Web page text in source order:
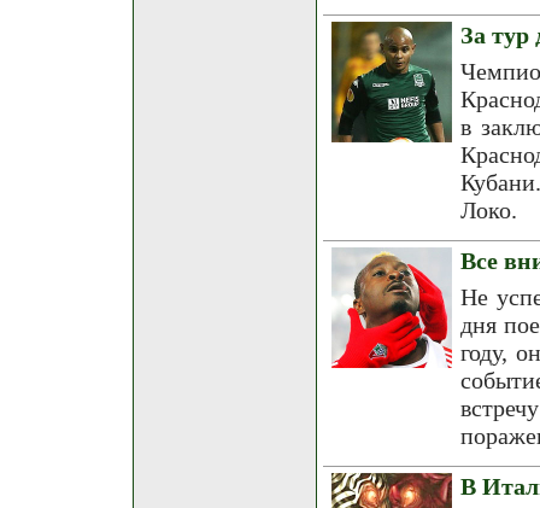
За тур
в
Локо.
Все
Не
дня
году,
В